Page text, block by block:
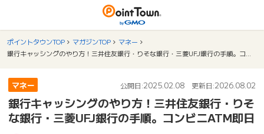
ポイントタウンTOP マガジンTOP
マネー
マネー 公開日:2025.02.08 更新日:2026.08.02
銀行キャッシングのやり方！三井住友銀行・りそ
な銀行・三菱UFJ銀行の手順。コンビニATM即日